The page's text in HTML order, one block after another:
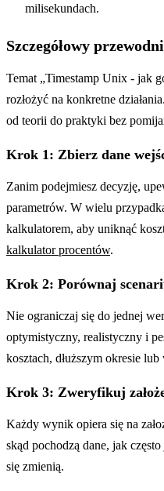
milisekundach.
Szczegółowy
Temat „Timestamp Unix - jak
rozłożyć na konkretne
od teorii do praktyki bez
Krok 1: Zbierz dane
Zanim podejmiesz decyzję,
parametrów. W wielu
kalkulatorem, aby uniknąć
kalkulator procentów.
Krok 2: Porównaj
Nie ograniczaj się do jednej
optymistyczny, realistyczny i
kosztach, dłuższym okresie
Krok 3: Zweryfikuj
Każdy wynik opiera się na
skąd pochodzą dane, jak
się zmienią.